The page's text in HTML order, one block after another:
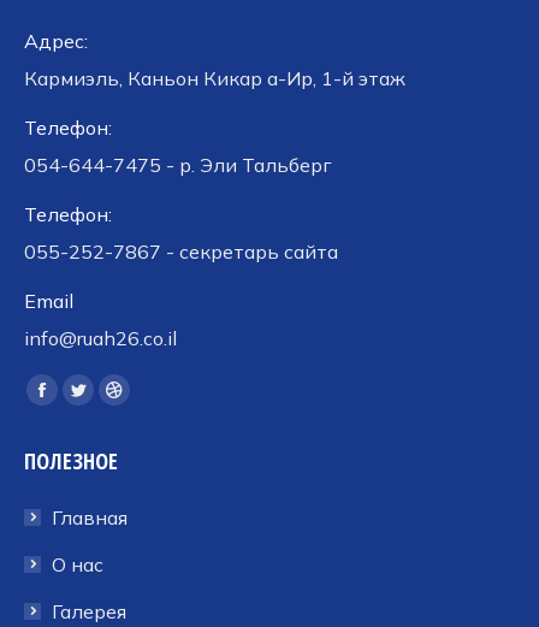
Адрес:
Кармиэль, Каньон Кикар а-Ир, 1-й этаж
Телефон:
054-644-7475 - р. Эли Тальберг
Телефон:
055-252-7867 - секретарь сайта
Email
info@ruah26.co.il
Ищите нас:
Страница
открывается
новом
окне
Страница
открывается
новом
окне
Страница
открывается
новом
ПОЛЕЗНОЕ
Главная
О нас
Галерея